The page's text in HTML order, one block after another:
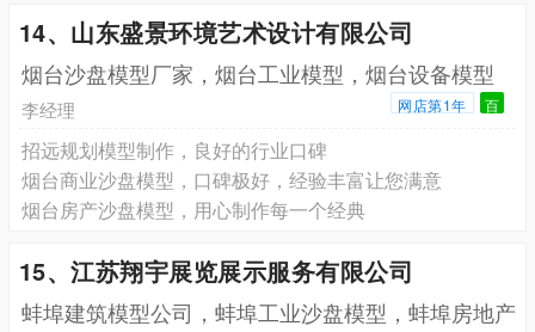
14、山东盛景环境艺术设计有限公司
烟台沙盘模型厂家，烟台工业模型，烟台设备模型
李经理 网店第1年 百
招远规划模型制作，良好的行业口碑
烟台商业沙盘模型，口碑极好，经验丰富让您满意
烟台房产沙盘模型，用心制作每一个经典
15、江苏翔宇展览展示服务有限公司
蚌埠建筑模型公司，蚌埠工业沙盘模型，蚌埠房地产